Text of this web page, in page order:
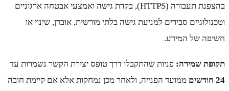
בהצפנת תעבורה (HTTPS), בקרת גישה ואמצעי אבטחה ארגוניים
וטכנולוגיים סבירים למניעת גישה בלתי מורשית, אובדן, שינוי או
חשיפה של המידע.
תקופת שמירה: פניות שהתקבלו דרך טופס יצירת הקשר נשמרות עד
24 חודשים
ממועד הפנייה, ולאחר מכן נמחקות אלא אם קיימת חובה